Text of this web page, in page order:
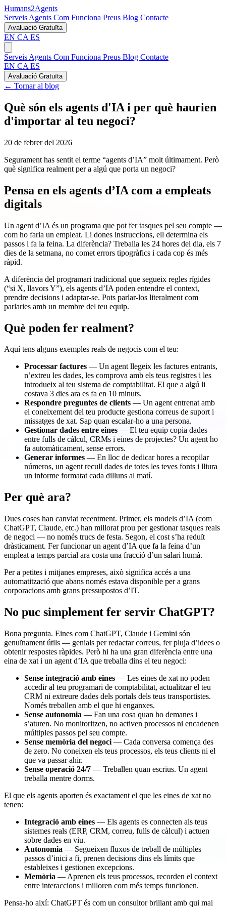
Humans2Agents
Serveis Agents Com Funciona Preus Blog Contacte
Avaluació Gratuïta
EN CA ES
Serveis Agents Com Funciona Preus Blog Contacte
EN CA ES
Avaluació Gratuïta
← Tornar al blog
Què són els agents d'IA i per què haurien
d'importar al teu negoci?
20 de febrer del 2026
Segurament has sentit el terme “agents d’IA” molt últimament. Però
què significa realment per a algú que porta un negoci?
Pensa en els agents d’IA com a empleats
digitals
Un agent d’IA és un programa que pot fer tasques pel seu compte —
com ho faria un empleat. Li dones instruccions, ell determina els
passos i fa la feina. La diferència? Treballa les 24 hores del dia, els 7
dies de la setmana, no comet errors tipogràfics i cada cop és més
ràpid.
A diferència del programari tradicional que segueix regles rígides
(“si X, llavors Y”), els agents d’IA poden entendre el context,
prendre decisions i adaptar-se. Pots parlar-los literalment com
parlaries amb un membre del teu equip.
Què poden fer realment?
Aquí tens alguns exemples reals de negocis com el teu:
Processar factures — Un agent llegeix les factures entrants,
n’extreu les dades, les comprova amb els teus registres i les
introdueix al teu sistema de comptabilitat. El que a algú li
costava 3 dies ara es fa en 10 minuts.
Respondre preguntes de clients — Un agent entrenat amb
el coneixement del teu producte gestiona correus de suport i
missatges de xat. Sap quan escalar-ho a una persona.
Gestionar dades entre eines — El teu equip copia dades
entre fulls de càlcul, CRMs i eines de projectes? Un agent ho
fa automàticament, sense errors.
Generar informes — En lloc de dedicar hores a recopilar
números, un agent recull dades de totes les teves fonts i lliura
un informe formatat cada dilluns al matí.
Per què ara?
Dues coses han canviat recentment. Primer, els models d’IA (com
ChatGPT, Claude, etc.) han millorat prou per gestionar tasques reals
de negoci — no només trucs de festa. Segon, el cost s’ha reduït
dràsticament. Fer funcionar un agent d’IA que fa la feina d’un
empleat a temps parcial ara costa una fracció d’un salari humà.
Per a petites i mitjanes empreses, això significa accés a una
automatització que abans només estava disponible per a grans
corporacions amb grans pressupostos d’IT.
No puc simplement fer servir ChatGPT?
Bona pregunta. Eines com ChatGPT, Claude i Gemini són
genuïnament útils — genials per redactar correus, fer pluja d’idees o
obtenir respostes ràpides. Però hi ha una gran diferència entre una
eina de xat i un agent d’IA que treballa dins el teu negoci:
Sense integració amb eines — Les eines de xat no poden
accedir al teu programari de comptabilitat, actualitzar el teu
CRM ni extreure dades dels portals dels teus transportistes.
Només treballen amb el que hi enganxes.
Sense autonomia — Fan una cosa quan ho demanes i
s’aturen. No monitoritzen, no activen processos ni encadenen
múltiples passos pel seu compte.
Sense memòria del negoci — Cada conversa comença des
de zero. No coneixen els teus processos, els teus clients ni el
que va passar ahir.
Sense operació 24/7 — Treballen quan escrius. Un agent
treballa mentre dorms.
El que els agents aporten és exactament el que les eines de xat no
tenen:
Integració amb eines — Els agents es connecten als teus
sistemes reals (ERP, CRM, correu, fulls de càlcul) i actuen
sobre dades en viu.
Autonomia — Segueixen fluxos de treball de múltiples
passos d’inici a fi, prenen decisions dins els límits que
estableixes i gestionen excepcions.
Memòria — Aprenen els teus processos, recorden el context
entre interaccions i milloren com més temps funcionen.
Pensa-ho així: ChatGPT és com un consultor brillant amb qui mai